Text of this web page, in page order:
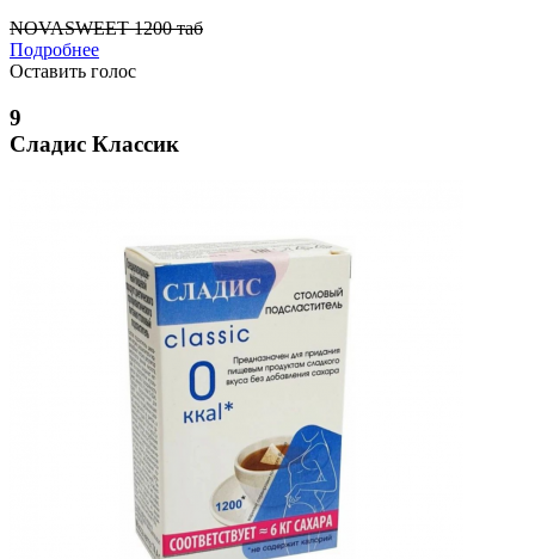
NOVASWEET 1200 таб
Подробнее
Оставить голос
9
Сладис Классик